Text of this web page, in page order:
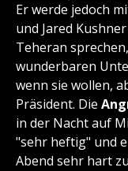
Er werde jedoch
und Jared
Teheran
wunderbaren
wenn sie wollen,
Präsident. Die A
in der Nacht auf
"sehr heftig" und
Abend sehr hart